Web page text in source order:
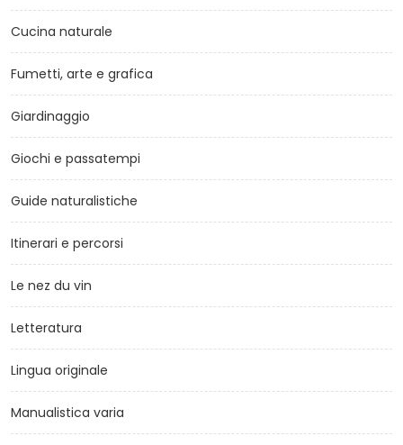
Cucina naturale
Fumetti, arte e grafica
Giardinaggio
Giochi e passatempi
Guide naturalistiche
Itinerari e percorsi
Le nez du vin
Letteratura
Lingua originale
Manualistica varia